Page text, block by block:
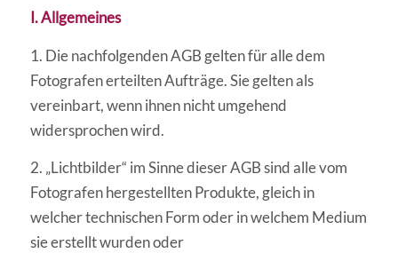
I. Allgemeines
1. Die nachfolgenden AGB gelten für alle dem
Fotografen erteilten Aufträge. Sie gelten als
vereinbart, wenn ihnen nicht umgehend
widersprochen wird.
2. „Lichtbilder“ im Sinne dieser AGB sind alle vom
Fotografen hergestellten Produkte, gleich in
welcher technischen Form oder in welchem Medium
sie erstellt wurden oder